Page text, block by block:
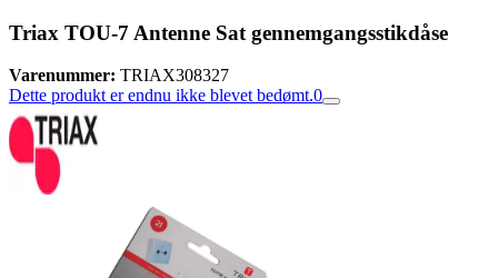
Triax TOU-7 Antenne Sat gennemgangsstikdåse
Varenummer: TRIAX308327
Dette produkt er endnu ikke blevet bedømt.0